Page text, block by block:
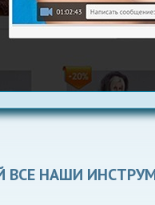
ВСЕ НАШИ